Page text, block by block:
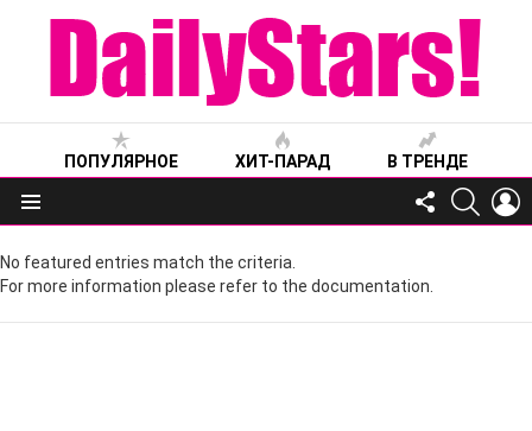
ПОПУЛЯРНОЕ ХИТ-ПАРАД В ТРЕНДЕ
Меню
FOLLOW
US
No featured entries match the criteria.
For more information please refer to the documentation.